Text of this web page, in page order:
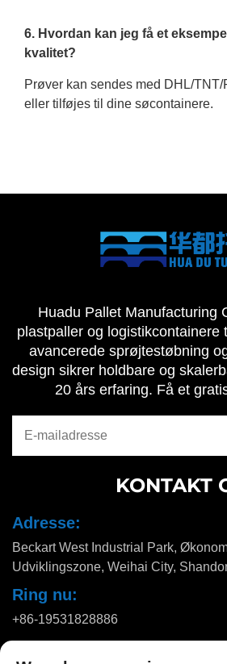
6. Hvordan kan jeg få et
kvalitet?
Prøver kan sendes med DHL/TNT/
eller tilføjes til dine søcontainere.
Huadu Pallet Manufacturing
plastpaller og logistikcontainere
avancerede sprøjtestøbning
design sikrer holdbare og
20 års erfaring. Få et
KONTAKT
Adresse:
Beckart West Industrial Park,
Udviklingszone, Weihai City,
Ring nu:
+86-19531828886